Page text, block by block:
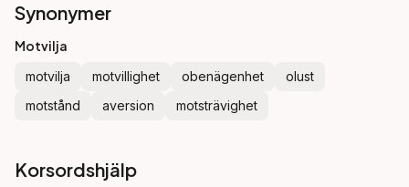
Synonymer
Motvilja
motvilja motvillighet obenägenhet
olust
motstånd
aversion motsträvighet
Korsordshjälp